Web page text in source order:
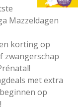
Mazzeldagen
korting op
zwangerschap
met extra
op